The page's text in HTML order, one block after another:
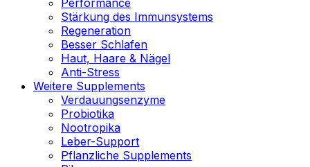
Stärkung des Immunsystems
Regeneration
Besser Schlafen
Haut, Haare & Nägel
Anti-Stress
Weitere Supplements
Verdauungsenzyme
Probiotika
Nootropika
Leber-Support
Pflanzliche Supplements